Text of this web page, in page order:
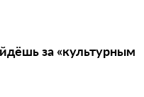
за «культурным